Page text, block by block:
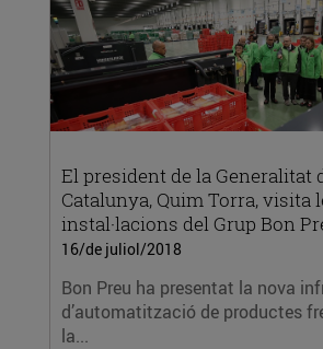
El president de la Generalitat
Catalunya, Quim Torra, visita
instal·lacions del Grup Bon
16/de juliol/2018
Bon Preu ha presentat la nova
d’automatització de productes
la...